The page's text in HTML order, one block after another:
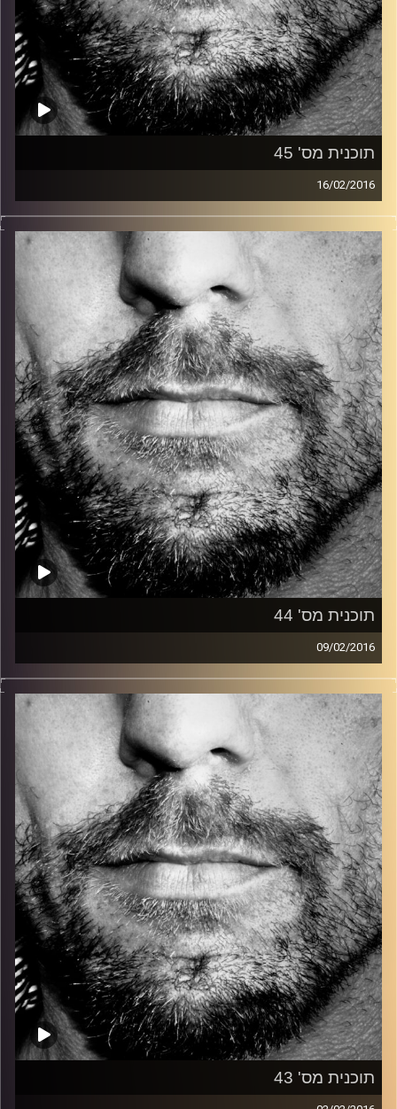
תוכנית מס' 45
16/02/2016
זיפים, מוזיקה מחוספסת של הופעות חיות. הרבה ג'אם, רוק,
בלוז, bluegrass, ג'אז, Fאנק, פרוגרסיב ואפילו אלקטרוניקה.
כל מה שחי, אמיתי ונושם.
עם שמוליק רגב.
קרדיט תמונות: David Goehring
תוכנית מס' 44
09/02/2016
זיפים, מוזיקה מחוספסת של הופעות חיות. הרבה ג'אם, רוק,
בלוז, bluegrass, ג'אז, Fאנק, פרוגרסיב ואפילו אלקטרוניקה.
כל מה שחי, אמיתי ונושם.
עם שמוליק רגב.
קרדיט תמונות: David Goehring
תוכנית מס' 43